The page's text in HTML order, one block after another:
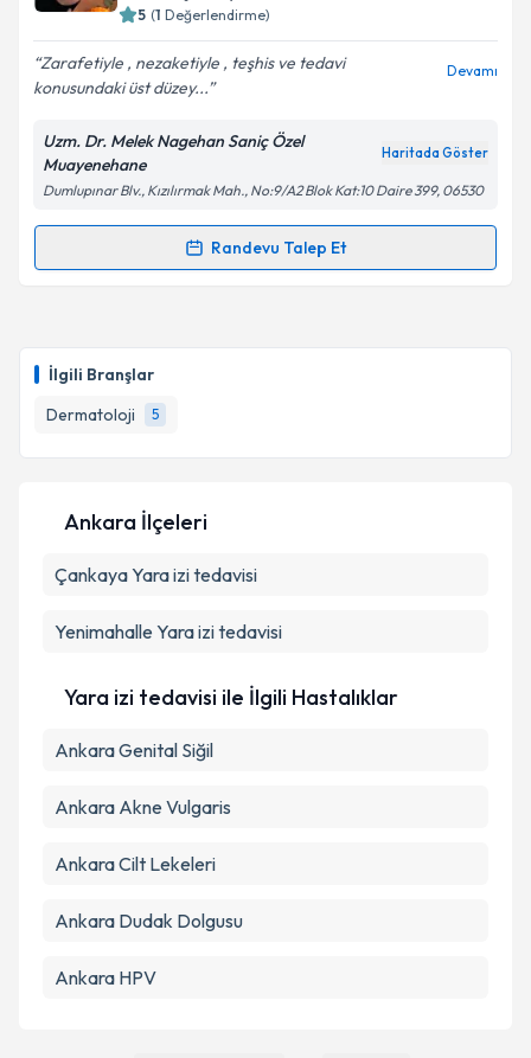
İlgili Branşlar
Dermatoloji
5
Kişisel verilerimin işlenmesine ilişkin
'ni okudum ve kişisel verilerimin belirtilen
kapsamda işlenmesini kabul ediyorum.
Takvim Talebini Gönder
5 (1 Değerlendirme)
Zarafetiyle , nezaketiyle , teşhis ve tedavi
konusundaki üst düzey...
Devamı
Uzm. Dr. Melek Nagehan Saniç Özel
Muayenehane
Haritada Göster
Dumlupınar Blv., Kızılırmak Mah., No:9/A2 Blok Kat:10 Daire 399, 06530
Randevu Talep Et
Randevu Takvimi Talebi
için bir takvim hazırlandığında e-posta ile
bilgilendireceğiz.
E-posta Adresiniz
Kişisel verilerimin işlenmesine ilişkin
kapsamda işlenmesini kabul ediyorum.
Takvim Talebini Gönder
Ankara İlçeleri
ÇankayaYara izi tedavisi
Yenimahalle Yara izi tedavisi
Yara izi tedavisi ile İlgili Hastalıklar
Ankara Genital Siğil
Ankara Akne Vulgaris
Ankara Cilt Lekeleri
Ankara Dudak Dolgusu
Ankara HPV